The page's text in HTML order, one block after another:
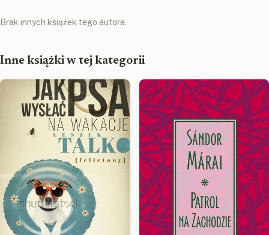
Brak innych książek tego autora.
Inne książki w tej kategorii